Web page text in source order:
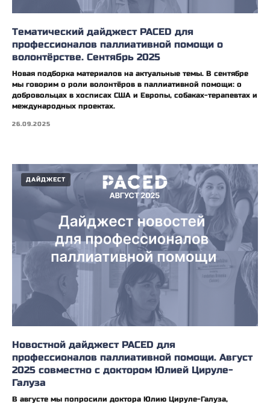
Тематический дайджест PACED для
профессионалов паллиативной помощи о
волонтёрстве. Сентябрь 2025
Новая подборка материалов на актуальные темы. В сентябре
мы говорим о роли волонтёров в паллиативной помощи: о
добровольцах в хосписах США и Европы, собаках-терапевтах и
международных проектах.
26.09.2025
ДАЙДЖЕСТ
Новостной дайджест PACED для
профессионалов паллиативной помощи. Август
2025 совместно с доктором Юлией Цируле-
Галуза
В августе мы попросили доктора Юлию Цируле-Галуза,